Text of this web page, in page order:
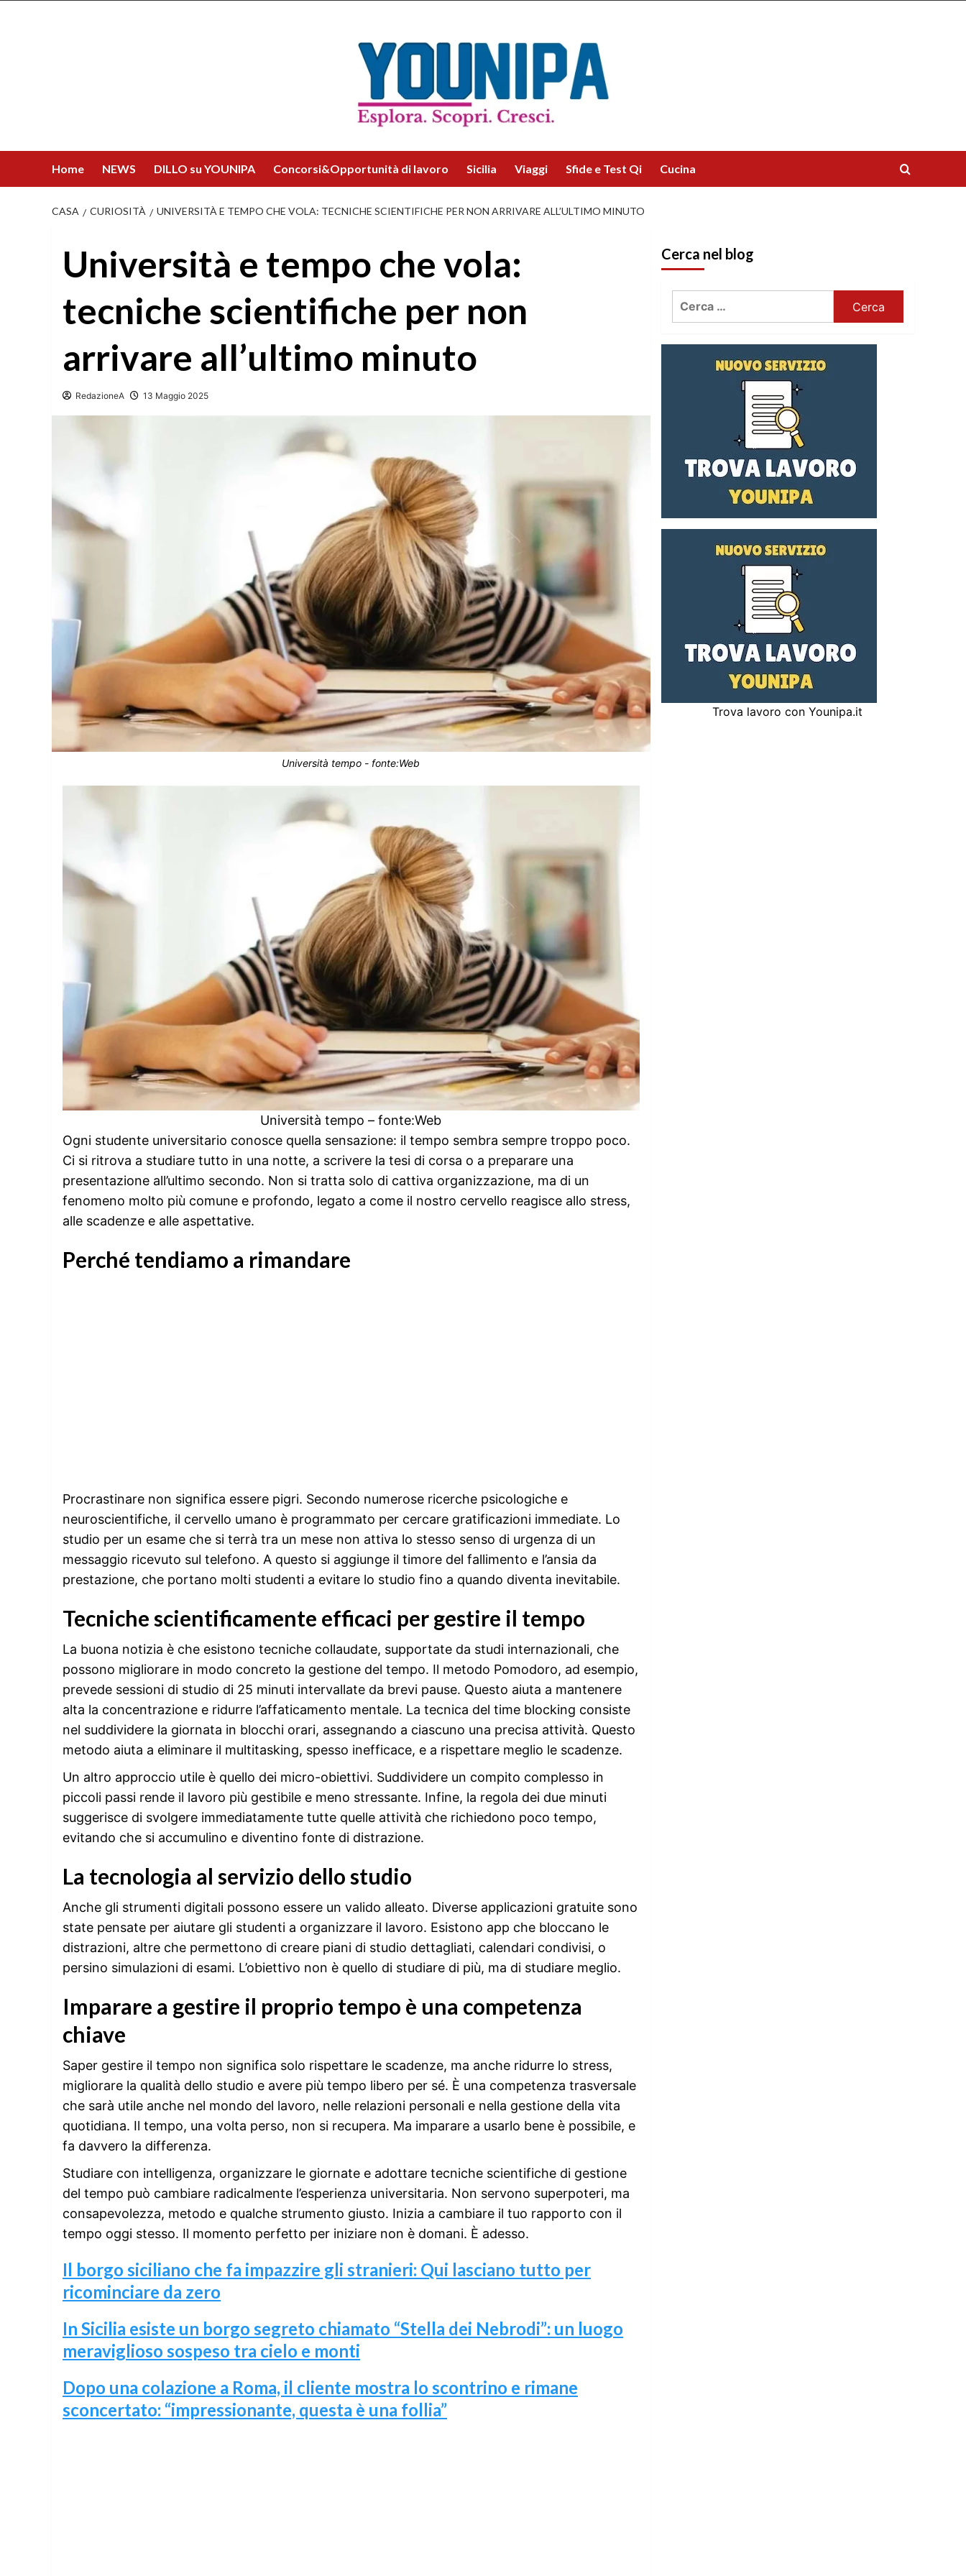
Home NEWS DILLO su YOUNIPA Concorsi&Opportunità di lavoro Sicilia Viaggi Sfide e Test Qi Cucina
CASA CURIOSITÀ UNIVERSITÀ E TEMPO CHE VOLA: TECNICHE SCIENTIFICHE PER NON ARRIVARE ALL’ULTIMO MINUTO
Università e tempo che vola:
tecniche scientifiche per non
arrivare all’ultimo minuto
RedazioneA 13 Maggio 2025
Università tempo - fonte:Web
Università tempo – fonte:Web
Ogni studente universitario conosce quella sensazione: il tempo sembra sempre troppo poco.
Ci si ritrova a studiare tutto in una notte, a scrivere la tesi di corsa o a preparare una
presentazione all’ultimo secondo. Non si tratta solo di cattiva organizzazione, ma di un
fenomeno molto più comune e profondo, legato a come il nostro cervello reagisce allo stress,
alle scadenze e alle aspettative.
Perché tendiamo a rimandare
Procrastinare non significa essere pigri. Secondo numerose ricerche psicologiche e
neuroscientifiche, il cervello umano è programmato per cercare gratificazioni immediate. Lo
studio per un esame che si terrà tra un mese non attiva lo stesso senso di urgenza di un
messaggio ricevuto sul telefono. A questo si aggiunge il timore del fallimento e l’ansia da
prestazione, che portano molti studenti a evitare lo studio fino a quando diventa inevitabile.
Tecniche scientificamente efficaci per gestire il tempo
La buona notizia è che esistono tecniche collaudate, supportate da studi internazionali, che
possono migliorare in modo concreto la gestione del tempo. Il metodo Pomodoro, ad esempio,
prevede sessioni di studio di 25 minuti intervallate da brevi pause. Questo aiuta a mantenere
alta la concentrazione e ridurre l’affaticamento mentale. La tecnica del time blocking consiste
nel suddividere la giornata in blocchi orari, assegnando a ciascuno una precisa attività. Questo
metodo aiuta a eliminare il multitasking, spesso inefficace, e a rispettare meglio le scadenze.
Un altro approccio utile è quello dei micro-obiettivi. Suddividere un compito complesso in
piccoli passi rende il lavoro più gestibile e meno stressante. Infine, la regola dei due minuti
suggerisce di svolgere immediatamente tutte quelle attività che richiedono poco tempo,
evitando che si accumulino e diventino fonte di distrazione.
La tecnologia al servizio dello studio
Anche gli strumenti digitali possono essere un valido alleato. Diverse applicazioni gratuite sono
state pensate per aiutare gli studenti a organizzare il lavoro. Esistono app che bloccano le
distrazioni, altre che permettono di creare piani di studio dettagliati, calendari condivisi, o
persino simulazioni di esami. L’obiettivo non è quello di studiare di più, ma di studiare meglio.
Imparare a gestire il proprio tempo è una competenza
chiave
Saper gestire il tempo non significa solo rispettare le scadenze, ma anche ridurre lo stress,
migliorare la qualità dello studio e avere più tempo libero per sé. È una competenza trasversale
che sarà utile anche nel mondo del lavoro, nelle relazioni personali e nella gestione della vita
quotidiana. Il tempo, una volta perso, non si recupera. Ma imparare a usarlo bene è possibile, e
fa davvero la differenza.
Studiare con intelligenza, organizzare le giornate e adottare tecniche scientifiche di gestione
del tempo può cambiare radicalmente l’esperienza universitaria. Non servono superpoteri, ma
consapevolezza, metodo e qualche strumento giusto. Inizia a cambiare il tuo rapporto con il
tempo oggi stesso. Il momento perfetto per iniziare non è domani. È adesso.
Il borgo siciliano che fa impazzire gli stranieri: Qui lasciano tutto per
ricominciare da zero
In Sicilia esiste un borgo segreto chiamato “Stella dei Nebrodi”: un luogo
meraviglioso sospeso tra cielo e monti
Dopo una colazione a Roma, il cliente mostra lo scontrino e rimane
sconcertato: “impressionante, questa è una follia”
Cerca nel blog
Ricerca
Trova lavoro con Younipa.it